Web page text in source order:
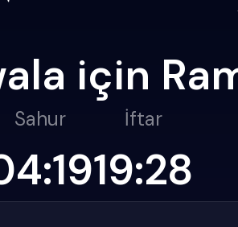
için
Sahur İftar
19:28